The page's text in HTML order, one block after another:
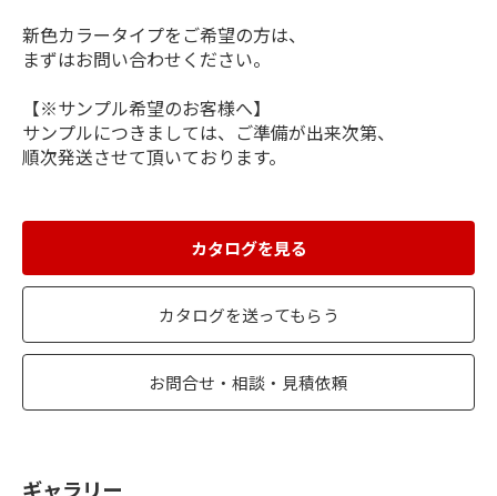
新色カラータイプをご希望の方は、
まずはお問い合わせください。
【※サンプル希望のお客様へ】
サンプルにつきましては、ご準備が出来次第、
順次発送させて頂いております。
カタログを見る
カタログを送ってもらう
お問合せ・相談・見積依頼
ギャラリー